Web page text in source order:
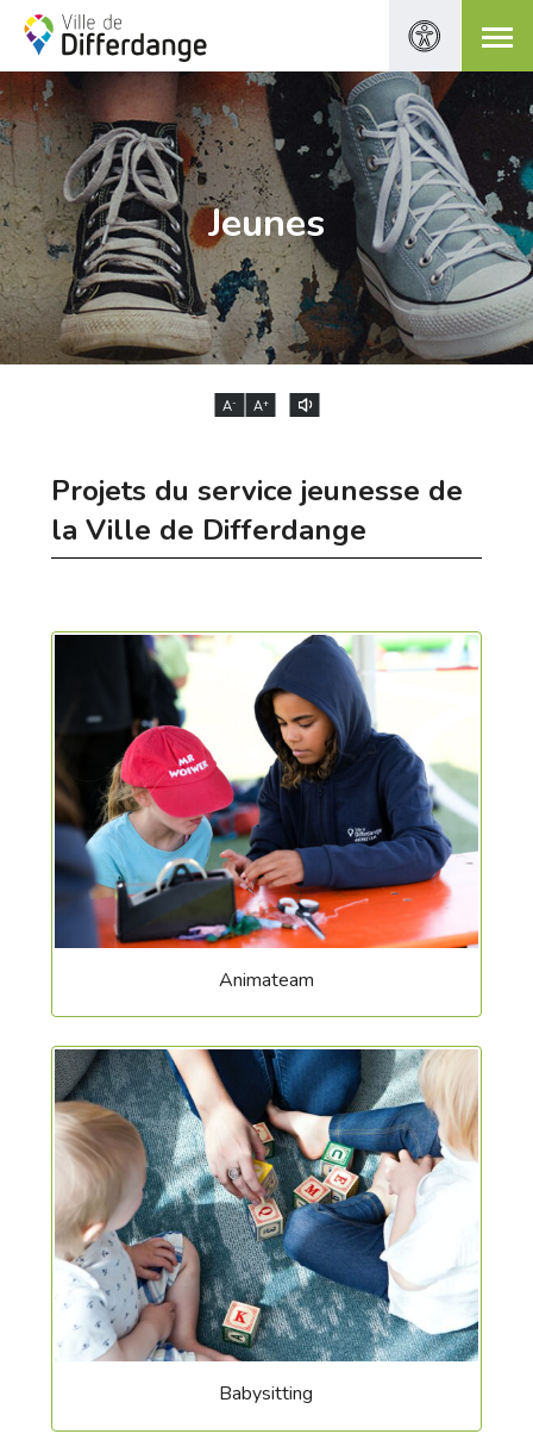
Jeunes
A- A+
Projets du service jeunesse de
la Ville de Differdange
Animateam
Babysitting